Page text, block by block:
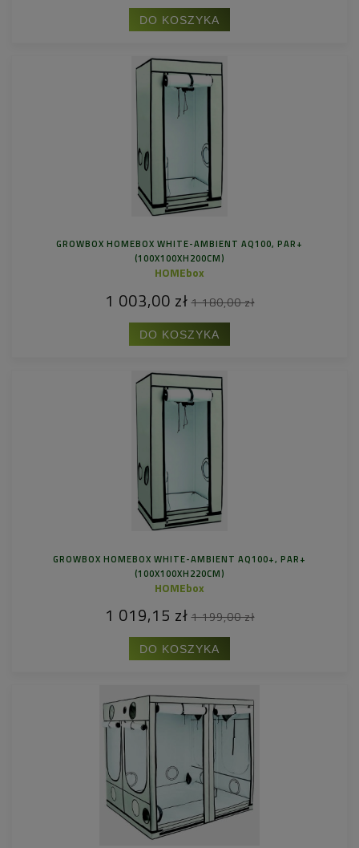
DO KOSZYKA
GROWBOX HOMEBOX WHITE-AMBIENT AQ100, PAR+
(100X100XH200CM)
HOMEbox
1 003,00 zł 1 180,00 zł
DO KOSZYKA
GROWBOX HOMEBOX WHITE-AMBIENT AQ100+, PAR+
(100X100XH220CM)
HOMEbox
1 019,15 zł 1 199,00 zł
DO KOSZYKA